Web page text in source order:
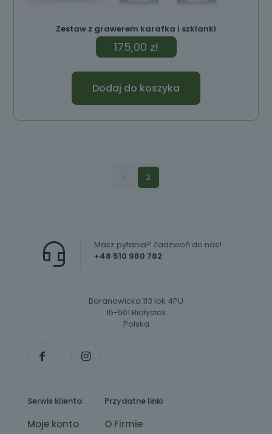
Zestaw z grawerem karafka i szklanki
175,00 zł
Dodaj do koszyka
1 2
+48 510 980 782
Masz pytania? Zadzwoń do nas!
Baranowicka 113 lok 4PU
15-501 Białystok
Polska
Serwis klienta
Moje konto
Przydatne linki
O Firmie